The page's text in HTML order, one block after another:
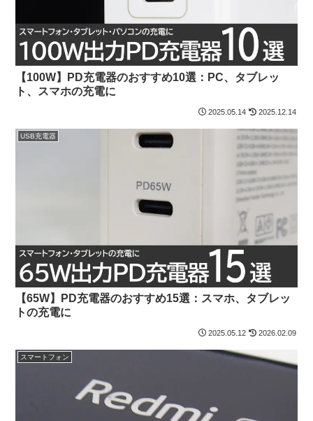
【100W】PD充電器のおすすめ10選：PC、タブレッ
ト、スマホの充電に
2025.05.14 2025.12.14
USB充電器
【65W】PD充電器のおすすめ15選：スマホ、タブレッ
トの充電に
2025.05.12 2026.02.09
スマートフォン